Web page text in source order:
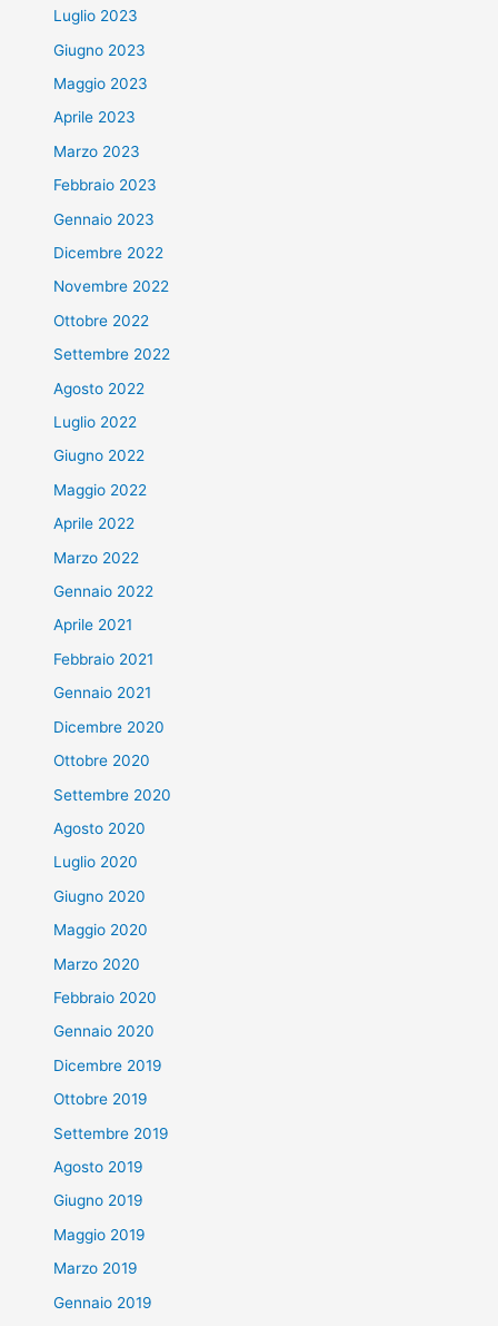
Luglio 2023
Giugno 2023
Maggio 2023
Aprile 2023
Marzo 2023
Febbraio 2023
Gennaio 2023
Dicembre 2022
Novembre 2022
Ottobre 2022
Settembre 2022
Agosto 2022
Luglio 2022
Giugno 2022
Maggio 2022
Aprile 2022
Marzo 2022
Gennaio 2022
Aprile 2021
Febbraio 2021
Gennaio 2021
Dicembre 2020
Ottobre 2020
Settembre 2020
Agosto 2020
Luglio 2020
Giugno 2020
Maggio 2020
Marzo 2020
Febbraio 2020
Gennaio 2020
Dicembre 2019
Ottobre 2019
Settembre 2019
Agosto 2019
Giugno 2019
Maggio 2019
Marzo 2019
Gennaio 2019